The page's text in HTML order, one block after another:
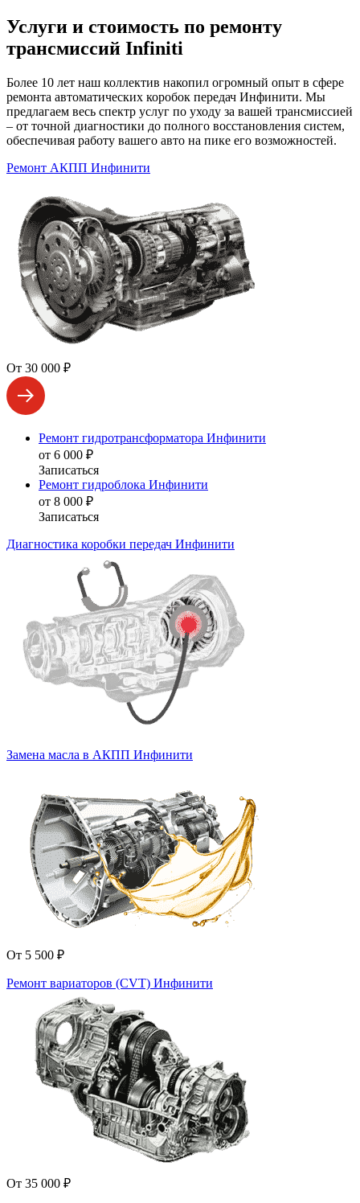
Услуги и стоимость по ремонту
трансмиссий Infiniti
Более 10 лет наш коллектив накопил огромный опыт в сфере
ремонта автоматических коробок передач Инфинити. Мы
предлагаем весь спектр услуг по уходу за вашей трансмиссией
– от точной диагностики до полного восстановления систем,
обеспечивая работу вашего авто на пике его возможностей.
Ремонт АКПП Инфинити
От 30 000 ₽
Ремонт гидротрансформатора Инфинити
от 6 000 ₽
Записаться
Ремонт гидроблока Инфинити
от 8 000 ₽
Записаться
Диагностика коробки передач Инфинити
Замена масла в АКПП Инфинити
От 5 500 ₽
Ремонт вариаторов (CVT) Инфинити
От 35 000 ₽